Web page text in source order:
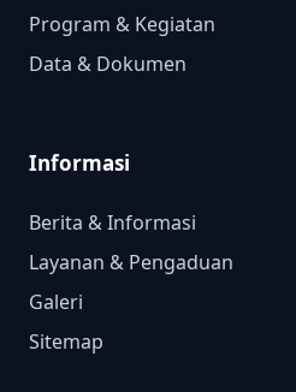
Program & Kegiatan
Data & Dokumen
Informasi
Berita & Informasi
Layanan & Pengaduan
Galeri
Sitemap